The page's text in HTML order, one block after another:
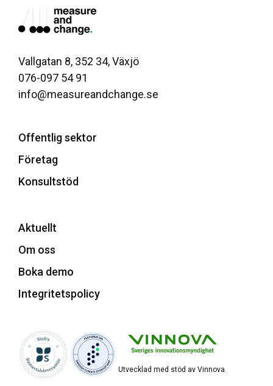
Vallgatan 8, 352 34, Växjö
076-097 54 91
info@measureandchange.se
Offentlig sektor
Företag
Konsultstöd
Aktuellt
Om oss
Boka demo
Integritetspolicy
Utvecklad med stöd av Vinnova.